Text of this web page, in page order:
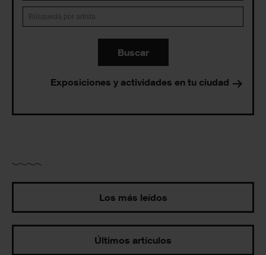
Buscar
Exposiciones y actividades en tu ciudad
Los más leídos
Últimos artículos